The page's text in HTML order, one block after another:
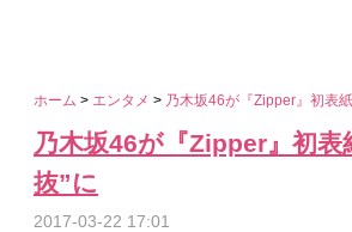
ホーム > エンタメ > 乃木坂46が『Zipper』初表
乃木坂46が『Zipper』初
抜”に
2017-03-22 17:01